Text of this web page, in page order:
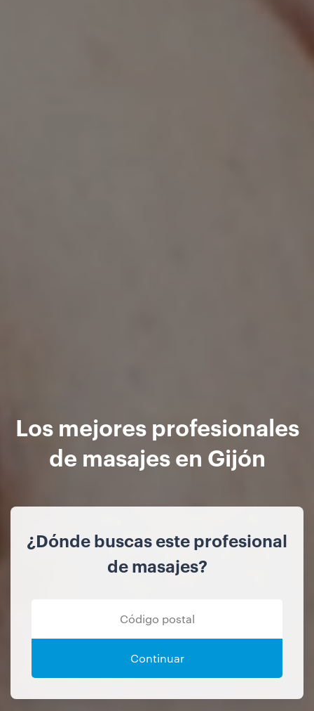
Los mejores profesionales
de masajes en Gijón
¿Dónde buscas este profesional
de masajes?
Continuar